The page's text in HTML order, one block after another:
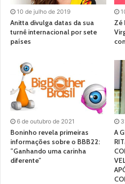
10 de julho de 2019
Anitta divulga datas da sua
turnê internacional por sete
países
Zé
6 de outubro de 2021
Boninho revela primeiras
informações sobre o BBB22:
”Ganhando uma carinha
diferente”
A